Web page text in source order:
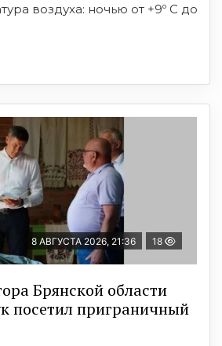
воздуха: ночью от +9º C до
8 АВГУСТА 2026, 21:36 18
Брянской области
посетил приграничный